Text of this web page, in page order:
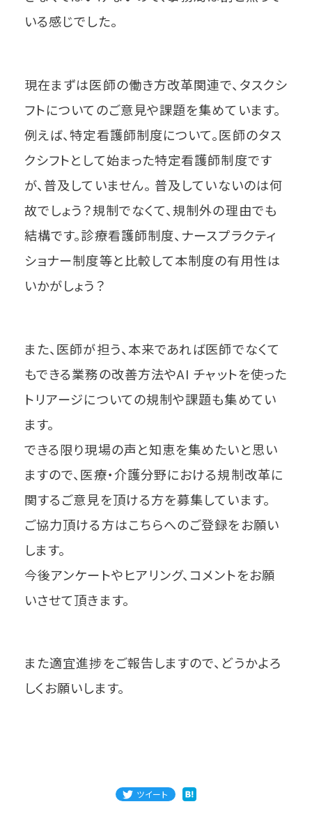
いる感じでした。
現在まずは医師の働き方改革関連で、タスクシ
フトについてのご意見や課題を集めています。
例えば、特定看護師制度について。医師のタス
クシフトとして始まった特定看護師制度です
が、普及していません。 普及していないのは何
故でしょう？規制でなくて、規制外の理由でも
結構です。診療看護師制度、ナースプラクティ
ショナー制度等と比較して本制度の有用性は
いかがしょう？
また、医師が担う、本来であれば医師でなくて
もできる業務の改善方法やAI チャットを使った
トリアージについての規制や課題も集めてい
ます。
できる限り現場の声と知恵を集めたいと思い
ますので、医療・介護分野における規制改革に
関するご意見を頂ける方を募集しています。
ご協力頂ける方はこちらへのご登録をお願い
します。
今後アンケートやヒアリング、コメントをお願
いさせて頂きます。
また適宜進捗をご報告しますので、どうかよろ
しくお願いします。
ツイート